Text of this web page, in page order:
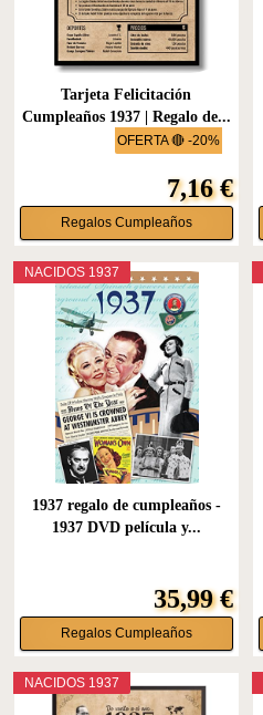
OFERTA 🔴 -20%
Tarjeta Felicitación
Cumpleaños 1937 | Regalo de...
7,16 €
Regalos Cumpleaños
NACIDOS 1937
1937 regalo de cumpleaños -
1937 DVD película y...
35,99 €
Regalos Cumpleaños
NACIDOS 1937